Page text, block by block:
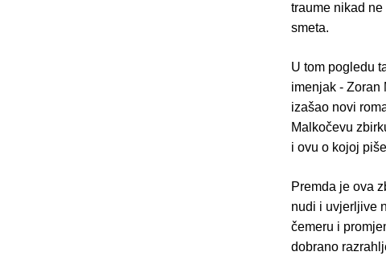
traume nikad
smeta.
U tom pogledu
imenjak - Zoran
izašao novi
Malkočevu
i ovu o kojoj
Premda je ova
nudi i uvjerljive
čemeru i
dobrano